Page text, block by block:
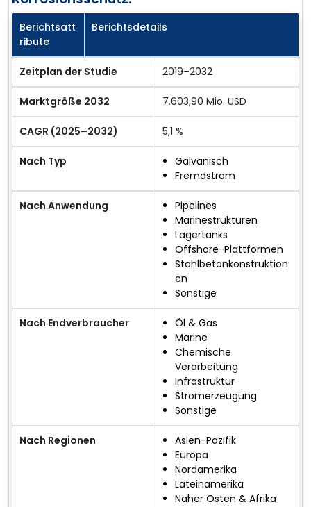
Berichtsatt
ribute
Berichtsdetails
Zeitplan der Studie 2019–2032
Marktgröße 2032 7.603,90 Mio. USD
CAGR (2025–2032) 5,1 %
Nach Typ
Galvanisch
Fremdstrom
Nach Anwendung
Pipelines
Marinestrukturen
Lagertanks
Offshore-Plattformen
Stahlbetonkonstruktion
en
Sonstige
Nach Endverbraucher
Öl & Gas
Marine
Chemische
Verarbeitung
Infrastruktur
Stromerzeugung
Sonstige
Nach Regionen
Asien-Pazifik
Europa
Nordamerika
Lateinamerika
Naher Osten & Afrika